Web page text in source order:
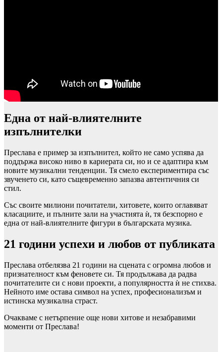
Една от най-влиятелните
изпълнителки
Преслава е пример за изпълнител, който не само успява да
поддържа високо ниво в кариерата си, но и се адаптира към
новите музикални тенденции. Тя смело експериментира със
звученето си, като същевременно запазва автентичния си
стил.
Със своите милиони почитатели, хитовете, които оглавяват
класациите, и пълните зали на участията ѝ, тя безспорно е
една от най-влиятелните фигури в българската музика.
21 години успехи и любов от публиката
Преслава отбелязва 21 години на сцената с огромна любов и
признателност към феновете си. Тя продължава да радва
почитателите си с нови проекти, а популярността ѝ не стихва.
Нейното име остава символ на успех, професионализъм и
истинска музикална страст.
Очакваме с нетърпение още нови хитове и незабравими
моменти от Преслава!